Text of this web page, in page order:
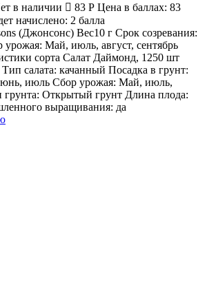
в наличии  83 Р Цена в баллах: 83
начислено: 2 балла
(Джонсонс) Вес10 г Срок созревания:
Май, июль, август, сентябрь
сорта Салат Даймонд, 1250 шт
салата: качанный Посадка в грунт:
июль Сбор урожая: Май, июль,
грунта: Открытый грунт Длина плода:
выращивания: да